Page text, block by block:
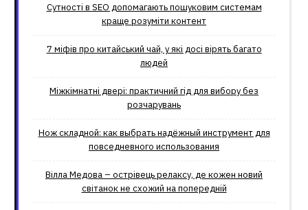
Сутності в SEO допомагають пошуковим системам
краще розуміти контент
7 міфів про китайський чай, у які досі вірять багато
людей
Міжкімнатні двері: практичний гід для вибору без
розчарувань
Нож складной: как выбрать надёжный инструмент для
повседневного использования
Вілла Медова – острівець релаксу, де кожен новий
світанок не схожий на попередній